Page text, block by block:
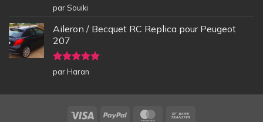
Note5sur
5
par Souiki
Aileron / Becquet RC Replica pour Peugeot
207
Note5sur
5
par Haran
Visa PayPal MasterCard